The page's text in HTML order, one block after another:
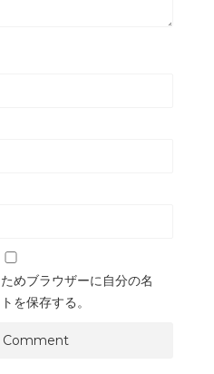
めブラウザーに自分の名
を保存する。